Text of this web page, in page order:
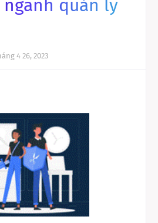
quản lý
4 26, 2023